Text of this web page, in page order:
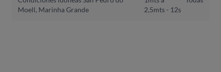
Moell, Marinha Grande
2,5mts - 12s